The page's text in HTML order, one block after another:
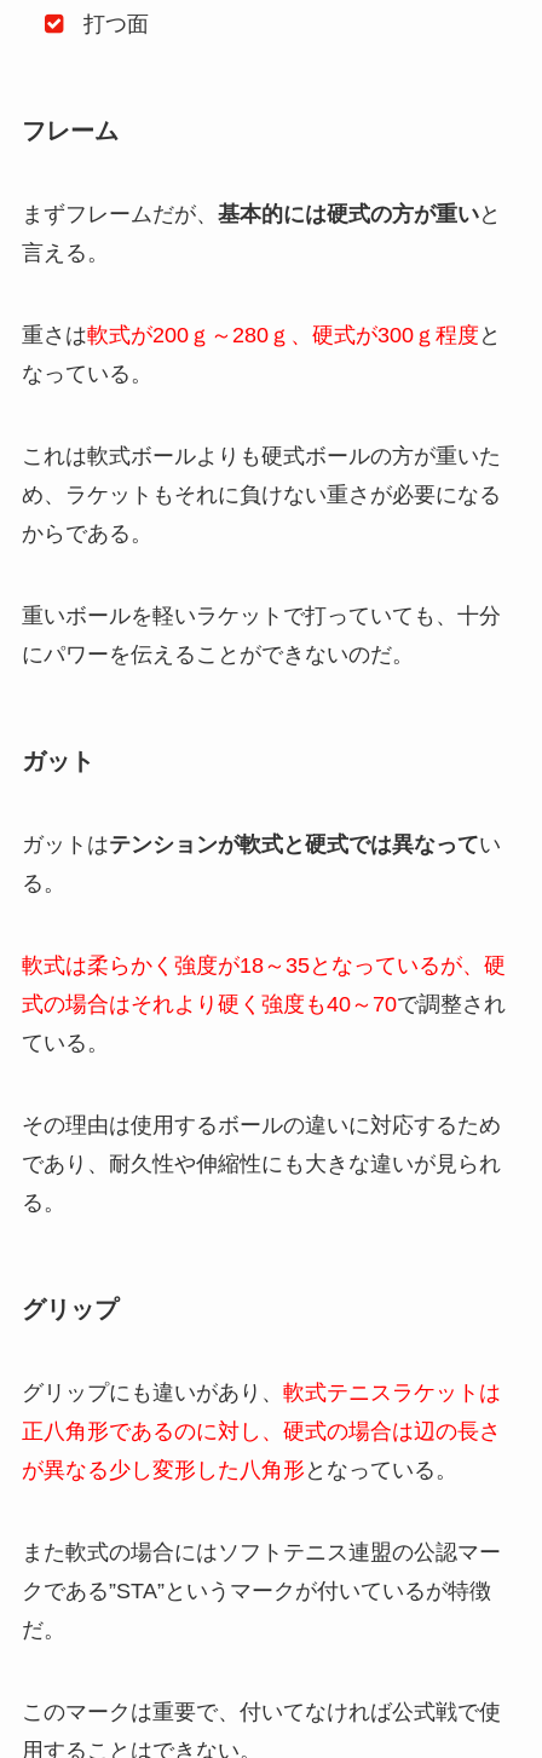
打つ面
フレーム
まずフレームだが、 基本的には硬式の方が重いと
言える。
重さは軟式が200ｇ～280ｇ、硬式が300ｇ程度 と
なっている。
これは軟式ボールよりも硬式ボールの方が重いた
め、ラケットもそれに負けない重さが必要になる
からである。
重いボールを軽いラケットで打っていても、十分
にパワーを伝えることができないのだ。
ガット
ガットはテンションが軟式と硬式では異なってい
る。
軟式は柔らかく強度が18～35となっているが、硬
式の場合はそれより硬く強度も40～70で調整され
ている。
その理由は使用するボールの違いに対応するため
であり、耐久性や伸縮性にも大きな違いが見られ
る。
グリップ
グリップにも違いがあり、 軟式テニスラケットは
正八角形であるのに対し、硬式の場合は辺の長さ
が異なる少し変形した八角形となっている。
また軟式の場合にはソフトテニス連盟の公認マー
クである”STA”というマークが付いているが特徴
だ。
このマークは重要で、付いてなければ公式戦で使
用することはできない。